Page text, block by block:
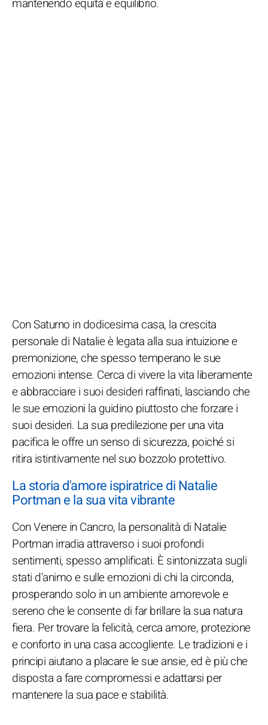
Con Saturno in dodicesima casa, la crescita
personale di Natalie è legata alla sua intuizione e
premonizione, che spesso temperano le sue
emozioni intense. Cerca di vivere la vita liberamente
e abbracciare i suoi desideri raffinati, lasciando che
le sue emozioni la guidino piuttosto che forzare i
suoi desideri. La sua predilezione per una vita
pacifica le offre un senso di sicurezza, poiché si
ritira istintivamente nel suo bozzolo protettivo.
La storia d'amore ispiratrice di Natalie
Portman e la sua vita vibrante
Con Venere in Cancro, la personalità di Natalie
Portman irradia attraverso i suoi profondi
sentimenti, spesso amplificati. È sintonizzata sugli
stati d'animo e sulle emozioni di chi la circonda,
prosperando solo in un ambiente amorevole e
sereno che le consente di far brillare la sua natura
fiera. Per trovare la felicità, cerca amore, protezione
e conforto in una casa accogliente. Le tradizioni e i
principi aiutano a placare le sue ansie, ed è più che
disposta a fare compromessi e adattarsi per
mantenere la sua pace e stabilità.